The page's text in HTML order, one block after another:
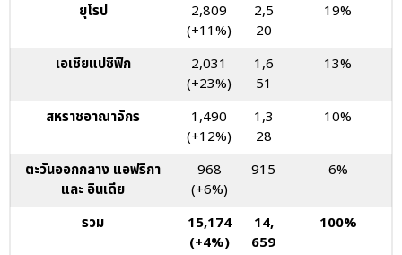
ยุโรป
2,809
(+11%)
2,5
20
19%
เอเชียแปซิฟิก
2,031
(+23%)
1,6
51
13%
สหราชอาณาจักร
1,490
(+12%)
1,3
28
10%
ตะวันออกกลาง แอฟริกา
และ อินเดีย
968
(+6%)
915 6%
รวม
15,174
(+4%)
14,
659
100%